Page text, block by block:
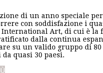
di un anno speciale
con soddisfazione i
Art, di cui è la
dalla continua
su un valido gruppo di
quasi 30 paesi.